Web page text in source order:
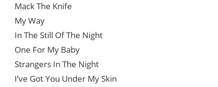
Mack The Knife
My Way
In The Still Of The Night
One For My Baby
Strangers In The Night
I’ve Got You Under My Skin